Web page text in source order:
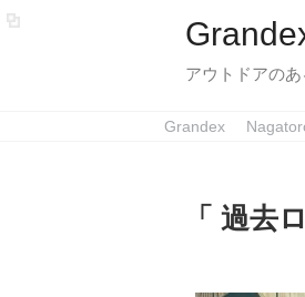
アウトドアの
Grandex
「 過去